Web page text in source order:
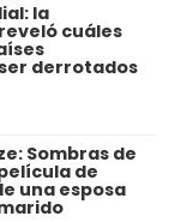
la
cuáles
derrotados
Sombras de
de
una esposa